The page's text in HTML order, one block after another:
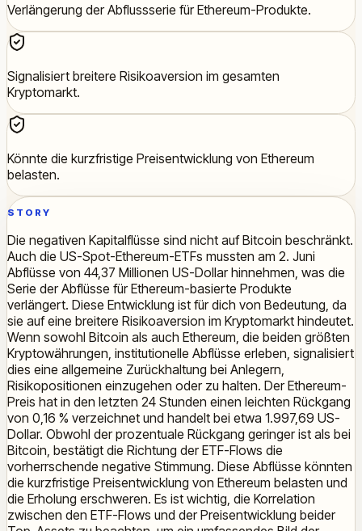
Verlängerung der Abflussserie für Ethereum-Produkte.
Signalisiert breitere Risikoaversion im gesamten
Kryptomarkt.
Könnte die kurzfristige Preisentwicklung von Ethereum
belasten.
STORY
Die negativen Kapitalflüsse sind nicht auf Bitcoin beschränkt.
Auch die US-Spot-Ethereum-ETFs mussten am 2. Juni
Abflüsse von 44,37 Millionen US-Dollar hinnehmen, was die
Serie der Abflüsse für Ethereum-basierte Produkte
verlängert. Diese Entwicklung ist für dich von Bedeutung, da
sie auf eine breitere Risikoaversion im Kryptomarkt hindeutet.
Wenn sowohl Bitcoin als auch Ethereum, die beiden größten
Kryptowährungen, institutionelle Abflüsse erleben, signalisiert
dies eine allgemeine Zurückhaltung bei Anlegern,
Risikopositionen einzugehen oder zu halten. Der Ethereum-
Preis hat in den letzten 24 Stunden einen leichten Rückgang
von 0,16 % verzeichnet und handelt bei etwa 1.997,69 US-
Dollar. Obwohl der prozentuale Rückgang geringer ist als bei
Bitcoin, bestätigt die Richtung der ETF-Flows die
vorherrschende negative Stimmung. Diese Abflüsse könnten
die kurzfristige Preisentwicklung von Ethereum belasten und
die Erholung erschweren. Es ist wichtig, die Korrelation
zwischen den ETF-Flows und der Preisentwicklung beider